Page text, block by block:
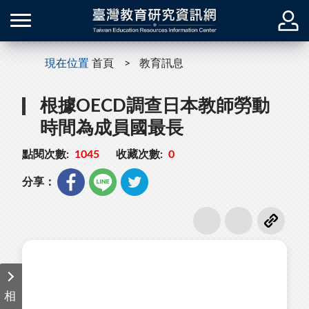
現在位置 首頁 教育訊息
根據OECD調查日本教師勞動
時間為成員國最長
點閱次數: 1045 收藏次數: 0
分享：
相